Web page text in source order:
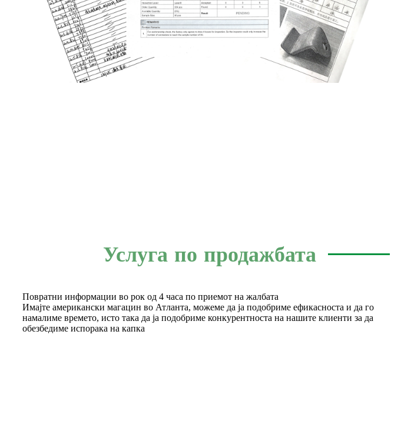
Услуга по продажбата
Повратни информации во рок од 4 часа по приемот на жалбата
Имајте американски магацин во Атланта, можеме да ја подобриме ефикасноста и да го
намалиме времето, исто така да ја подобриме конкурентноста на нашите клиенти за да
обезбедиме испорака на капка